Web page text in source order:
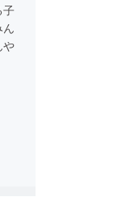
子
や